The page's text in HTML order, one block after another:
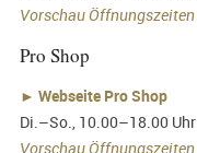
Vorschau Öffnungszeiten
Pro Shop
► Webseite Pro Shop
Di.–So., 10.00–18.00 Uhr
Vorschau Öffnungszeiten